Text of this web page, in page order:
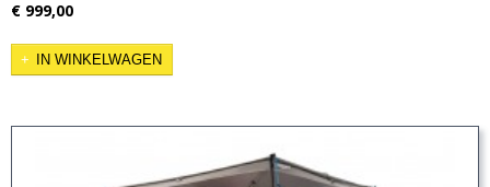
€ 999,00
IN WINKELWAGEN